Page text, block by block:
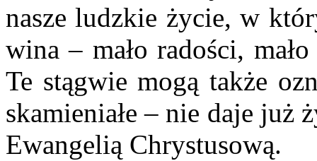
nasze ludzkie życie, w
wina – mało radości,
Te stągwie mogą także
skamieniałe – nie daje już
Ewangelią Chrystusową.